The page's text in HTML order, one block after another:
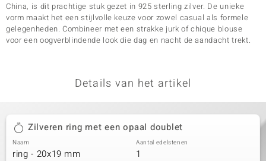
China, is dit prachtige stuk gezet in 925 sterling zilver. De unieke
vorm maakt het een stijlvolle keuze voor zowel casual als formele
gelegenheden. Combineer met een strakke jurk of chique blouse
voor een oogverblindende look die dag en nacht de aandacht trekt.
Details van het artikel
Zilveren ring met een opaal doublet
Naam
ring - 20x19 mm
Aantal edelstenen
1